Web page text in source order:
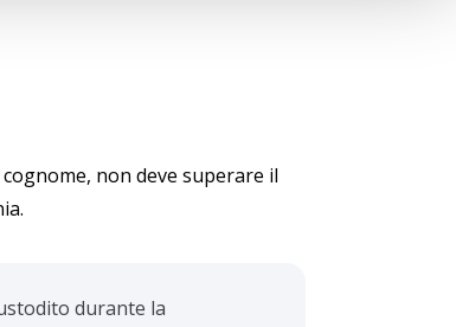
non deve superare il
durante la